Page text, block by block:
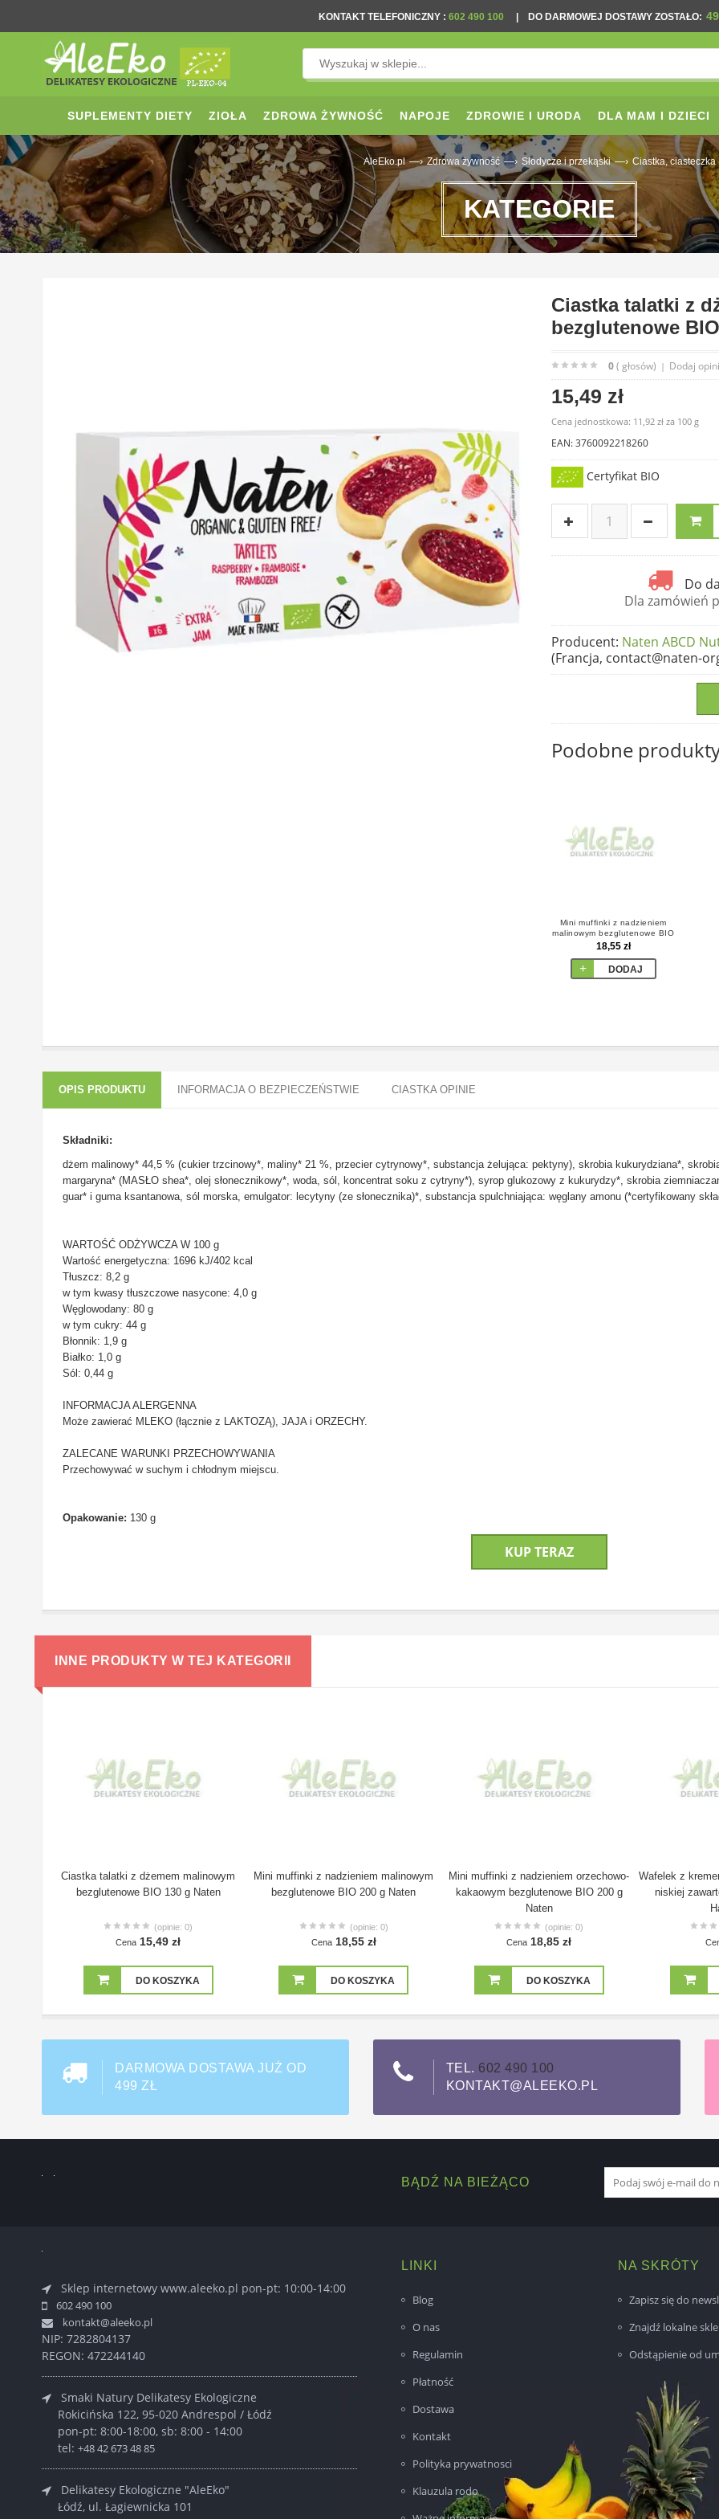
KONTAKT TELEFONICZNY : 602 490 100 DO DARMOWEJ DOSTAWY ZOSTAŁO:
SUPLEMENTY DIETY ZIOŁA ZDROWA ŻYWNOŚĆ NAPOJE ZDROWIE I URODA DLA MAM I DZIECI
AleEko.pl —› Zdrowa żywność —› Słodycze i przekąski —› Ciastka, ciasteczka
KATEGORIE
Ciastka talatki z
bezglutenowe
0( głosów) | Dodaj
15,49 zł
Cena jednostkowa: 11,92 zł za 100 g
EAN: 3760092218260
Certyfikat BIO
Do
Dla zamówień
Producent: Naten ABCD
(Francja, contact@naten-
Podobne
Mini muffinki z nadzieniem
malinowym bezglutenowe BIO
200 g Naten
18,55 zł
DODAJ
OPIS PRODUKTU INFORMACJA O BEZPIECZEŃSTWIE CIASTKA OPINIE
Składniki:
dżem malinowy* 44,5 % (cukier trzcinowy*, maliny* 21 %, przecier cytrynowy*, substancja żelująca: pektyny), skrobia kukurydziana*,
margaryna* (MASŁO shea*, olej słonecznikowy*, woda, sól, koncentrat soku z cytryny*), syrop glukozowy z kukurydzy*, skrobia
guar* i guma ksantanowa, sól morska, emulgator: lecytyny (ze słonecznika)*, substancja spulchniająca: węglany amonu (*certyfikowany
WARTOŚĆ ODŻYWCZA W 100 g
Wartość energetyczna: 1696 kJ/402 kcal
Tłuszcz: 8,2 g
w tym kwasy tłuszczowe nasycone: 4,0 g
Węglowodany: 80 g
w tym cukry: 44 g
Błonnik: 1,9 g
Białko: 1,0 g
Sól: 0,44 g
INFORMACJA ALERGENNA
Może zawierać MLEKO (łącznie z LAKTOZĄ), JAJA i ORZECHY.
ZALECANE WARUNKI PRZECHOWYWANIA
Przechowywać w suchym i chłodnym miejscu.
Opakowanie: 130 g
KUP TERAZ
INNE PRODUKTY W TEJ KATEGORII
Ciastka talatki z dżemem malinowym
bezglutenowe BIO 130 g Naten
(opinie: 0)
Cena 15,49 zł
DO KOSZYKA
Mini muffinki z nadzieniem malinowym
bezglutenowe BIO 200 g Naten
(opinie: 0)
Cena 18,55 zł
DO KOSZYKA
Mini muffinki z nadzieniem orzechowo-
kakaowym bezglutenowe BIO 200 g
Naten
(opinie: 0)
Cena 18,85 zł
DO KOSZYKA
Wafelek z
niskiej
DARMOWA DOSTAWA JUŻ OD
499 ZŁ
TEL. 602 490 100
KONTAKT@ALEEKO.PL
BĄDŹ NA BIEŻĄCO
Sklep internetowy www.aleeko.pl pon-pt: 10:00-14:00
602 490 100
kontakt@aleeko.pl
NIP: 7282804137
REGON: 472244140
Smaki Natury Delikatesy Ekologiczne
Rokicińska 122, 95-020 Andrespol / Łódź
pon-pt: 8:00-18:00, sb: 8:00 - 14:00
tel: +48 42 673 48 85
Delikatesy Ekologiczne "AleEko"
Łódź, ul. Łagiewnicka 101
LINKI
Blog
O nas
Regulamin
Płatność
Dostawa
Kontakt
Polityka prywatnosci
Klauzula rodo
NA SKRÓTY
Zapisz się do
Znajdź lokalne
Odstąpienie od